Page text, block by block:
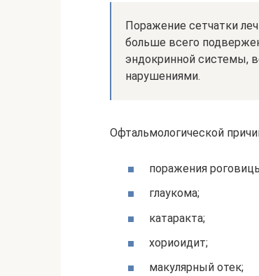
Поражение сетчатки
больше всего
эндокринной системы,
нарушениями.
Офтальмологической
поражения
глаукома;
катаракта;
хориоидит;
макулярный отек;